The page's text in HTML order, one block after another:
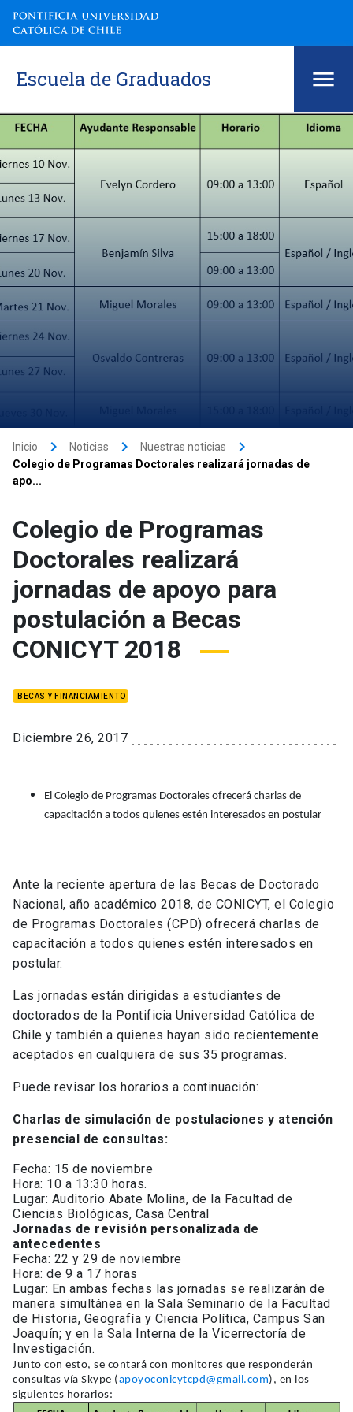
Escuela de Graduados
Inicio keyboard_arrow_right Noticias keyboard_arrow_right Nuestras noticias keyboard_arrow_right
Colegio de Programas Doctorales realizará jornadas de
apo...
Colegio de Programas
Doctorales realizará
jornadas de apoyo para
postulación a Becas
CONICYT 2018
BECAS Y FINANCIAMIENTO
Diciembre 26, 2017
El Colegio de Programas Doctorales ofrecerá charlas de
capacitación a todos quienes estén interesados en postular
Ante la reciente apertura de las Becas de Doctorado
Nacional, año académico 2018, de CONICYT, el Colegio
de Programas Doctorales (CPD) ofrecerá charlas de
capacitación a todos quienes estén interesados en
postular.
Las jornadas están dirigidas a estudiantes de
doctorados de la Pontificia Universidad Católica de
Chile y también a quienes hayan sido recientemente
aceptados en cualquiera de sus 35 programas.
Puede revisar los horarios a continuación:
Charlas de simulación de postulaciones y atención
presencial de consultas:
Fecha: 15 de noviembre
Hora: 10 a 13:30 horas.
Lugar: Auditorio Abate Molina, de la Facultad de
Ciencias Biológicas, Casa Central
Jornadas de revisión personalizada de
antecedentes
Fecha: 22 y 29 de noviembre
Hora: de 9 a 17 horas
Lugar: En ambas fechas las jornadas se realizarán de
manera simultánea en la Sala Seminario de la Facultad
de Historia, Geografía y Ciencia Política, Campus San
Joaquín; y en la Sala Interna de la Vicerrectoría de
Investigación.
Junto con esto, se contará con monitores que responderán
consultas vía Skype (apoyoconicytcpd@gmail.com), en los
siguientes horarios: